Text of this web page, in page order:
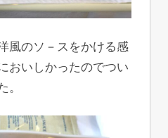
風のソ－スをかける感
おいしかったのでつい
。